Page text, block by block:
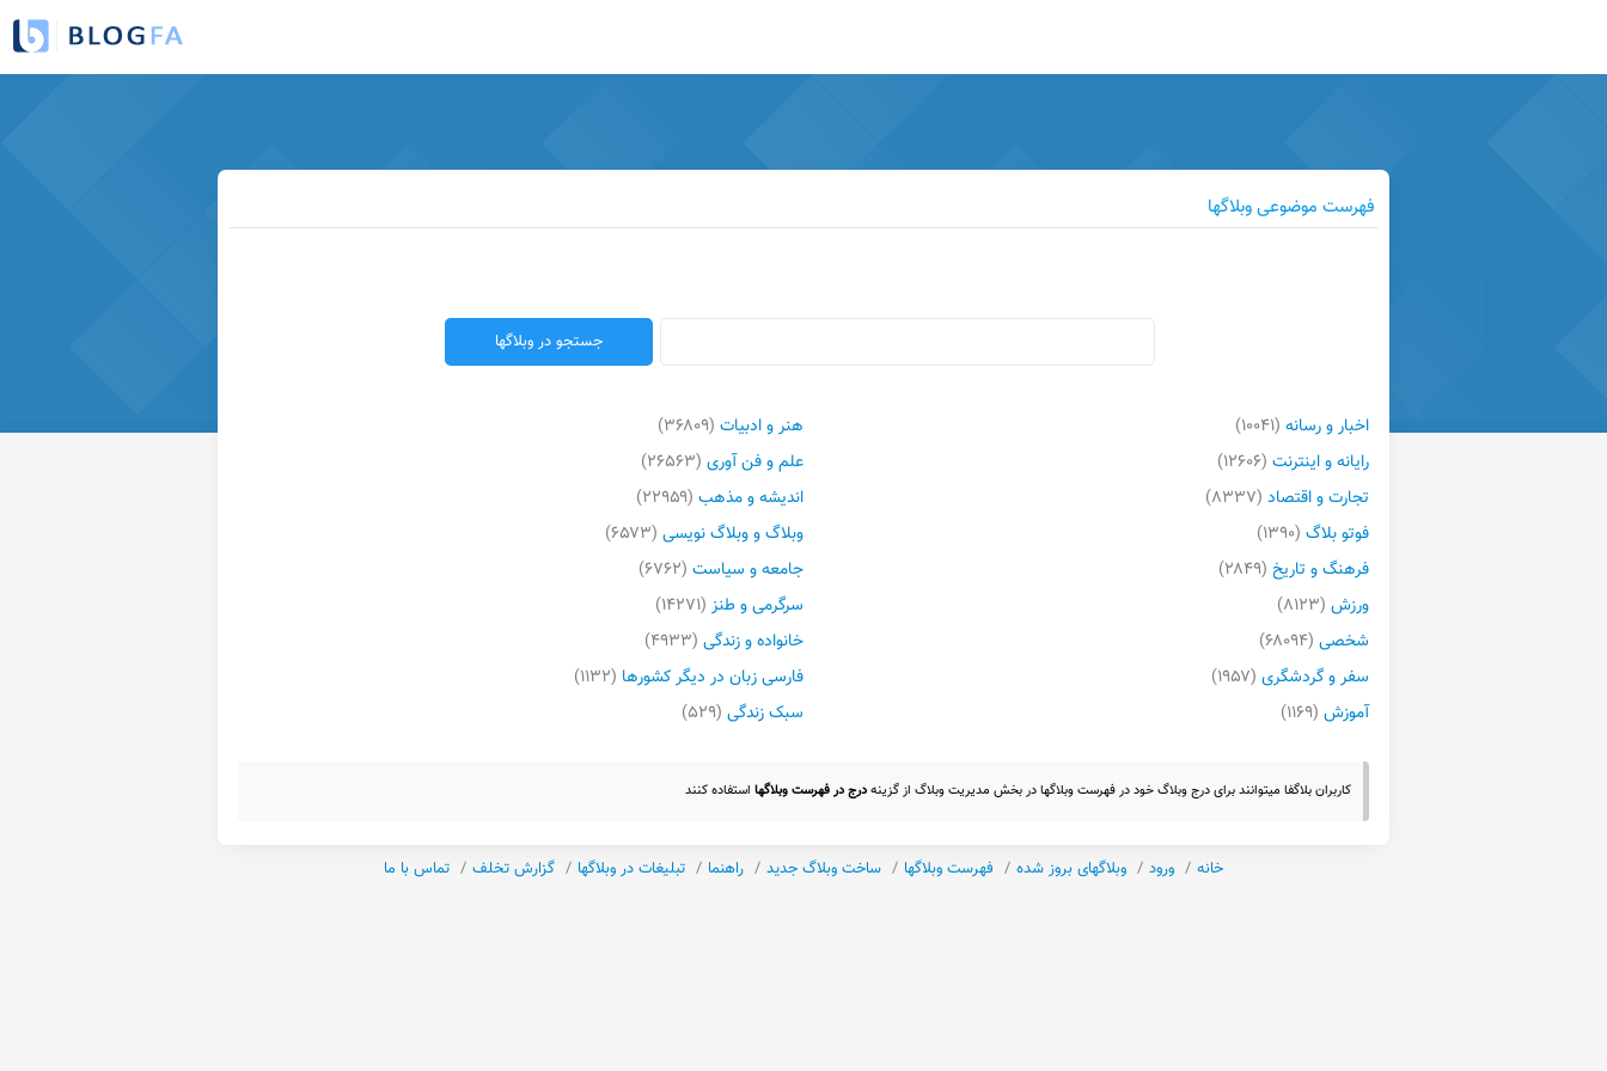
فهرست موضوعی وبلاگها
اخبار و رسانه (۱۰۰۴۱) هنر و ادبیات (۳۶۸۰۹)
رایانه و اینترنت (۱۲۶۰۶) علم و فن آوری (۲۶۵۶۳)
تجارت و اقتصاد (۸۳۳۷) اندیشه و مذهب (۲۲۹۵۹)
فوتو بلاگ (۱۳۹۰) وبلاگ و وبلاگ نویسی (۶۵۷۳)
فرهنگ و تاریخ (۲۸۴۹) جامعه و سیاست (۶۷۶۲)
ورزش (۸۱۲۳) سرگرمی و طنز (۱۴۲۷۱)
شخصی (۶۸۰۹۴) خانواده و زندگی (۴۹۳۳)
سفر و گردشگری (۱۹۵۷) فارسی زبان در دیگر کشورها (۱۱۳۲)
آموزش (۱۱۶۹) سبک زندگی (۵۲۹)
کاربران بلاگفا میتوانند برای درج وبلاگ خود در فهرست وبلاگها در بخش مدیریت وبلاگ از گزینهدرج در فهرست وبلاگها استفاده کنند
خانه ورود وبلاگهای بروز شده فهرست وبلاگها ساخت وبلاگ جدید راهنما تبلیغات در وبلاگها گزارش تخلف تماس با ما